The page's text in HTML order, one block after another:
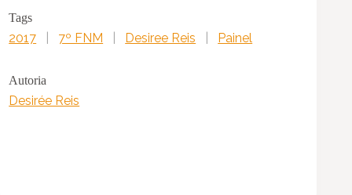
Tags
2017 7º FNM Desiree Reis Painel
Autoria
Desirée Reis